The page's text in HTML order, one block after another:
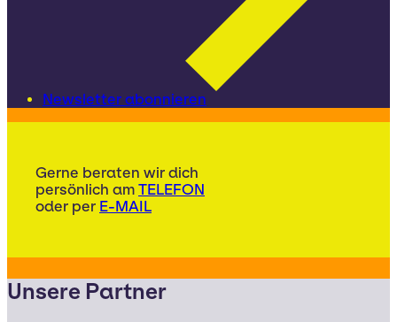
Newsletter abonnieren
Gerne beraten wir dich
persönlich am TELEFON
oder per E-MAIL
Unsere Partner